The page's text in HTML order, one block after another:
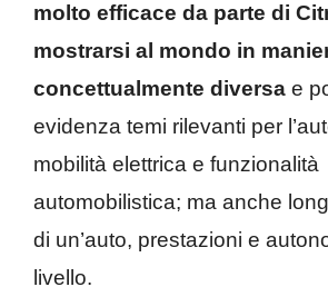
molto efficace da parte di
mostrarsi al mondo in
concettualmente diversa e
evidenza temi rilevanti per
mobilità elettrica e funzionalità
automobilistica; ma anche
di un’auto, prestazioni e
livello.